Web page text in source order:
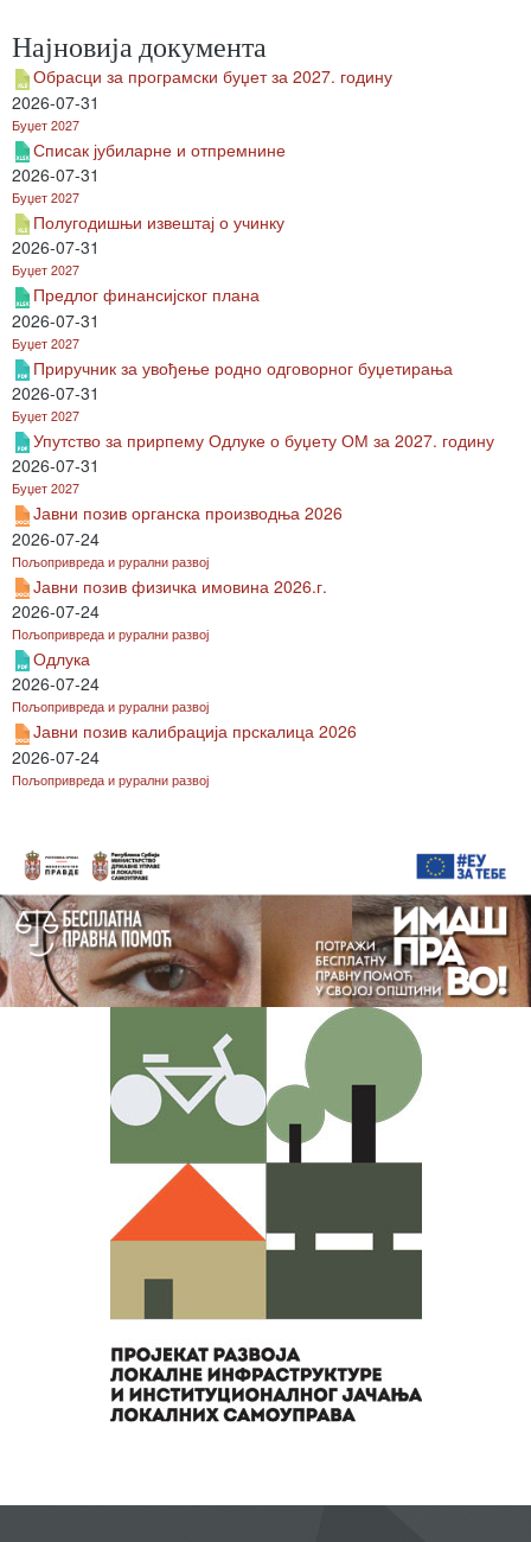
Најновија документа
Обрасци за програмски буџет за 2027. годину
2026-07-31
Буџет 2027
Списак јубиларне и отпремнине
2026-07-31
Буџет 2027
Полугодишњи извештај о учинку
2026-07-31
Буџет 2027
Предлог финансијског плана
2026-07-31
Буџет 2027
Приручник за увођење родно одговорног буџетирања
2026-07-31
Буџет 2027
Упутство за прирпему Одлуке о буџету ОМ за 2027. годину
2026-07-31
Буџет 2027
Јавни позив органска производња 2026
2026-07-24
Пољопривреда и рурални развој
Јавни позив физичка имовина 2026.г.
2026-07-24
Пољопривреда и рурални развој
Одлука
2026-07-24
Пољопривреда и рурални развој
Јавни позив калибрација прскалица 2026
2026-07-24
Пољопривреда и рурални развој